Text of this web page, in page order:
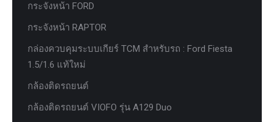
กระจังหน้า FORD
กระจังหน้า RAPTOR
กล่องควบคุมระบบเกียร์ TCM สำหรับรถ : Ford Fiesta
1.5/1.6 แท้ใหม่
กล้องติดรถยนต์
กล้องติดรถยนต์ VIOFO รุ่น A129 Duo